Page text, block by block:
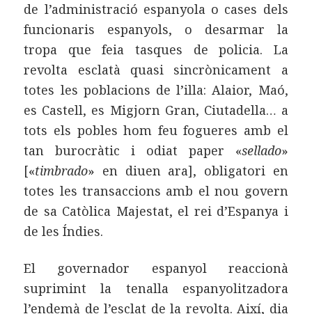
de l’administració espanyola o cases dels
funcionaris espanyols, o desarmar la
tropa que feia tasques de policia. La
revolta esclatà quasi sincrònicament a
totes les poblacions de l’illa: Alaior, Maó,
es Castell, es Migjorn Gran, Ciutadella… a
tots els pobles hom feu fogueres amb el
tan burocràtic i odiat paper «sellado»
[«timbrado» en diuen ara], obligatori en
totes les transaccions amb el nou govern
de sa Catòlica Majestat, el rei d’Espanya i
de les Índies.
El governador espanyol reaccionà
suprimint la tenalla espanyolitzadora
l’endemà de l’esclat de la revolta. Així, dia